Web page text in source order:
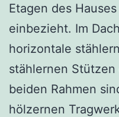
Etagen des
einbezieht. Im
horizontale
stählernen
beiden Rahmen
hölzernen